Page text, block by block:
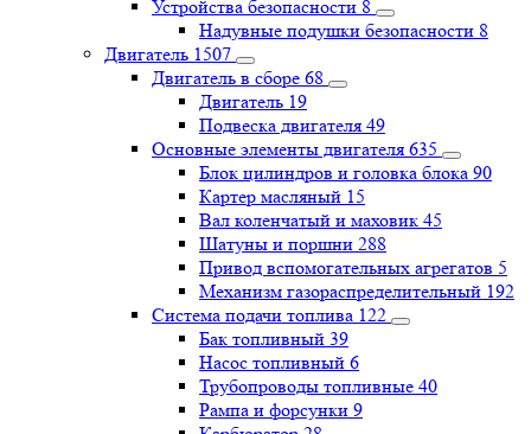
Устройства безопасности 8
Надувные подушки безопасности 8
Двигатель 1507
Двигатель в сборе 68
Двигатель 19
Подвеска двигателя 49
Основные элементы двигателя 635
Блок цилиндров и головка блока 90
Картер масляный 15
Вал коленчатый и маховик 45
Шатуны и поршни 288
Привод вспомогательных агрегатов 5
Механизм газораспределительный 192
Система подачи топлива 122
Бак топливный 39
Насос топливный 6
Трубопроводы топливные 40
Рампа и форсунки 9